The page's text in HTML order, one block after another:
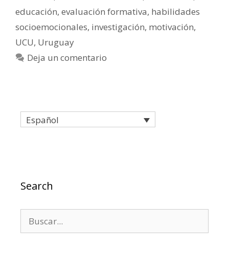
educación, evaluación formativa, habilidades
socioemocionales, investigación, motivación,
UCU, Uruguay
Deja un comentario
Español
Search